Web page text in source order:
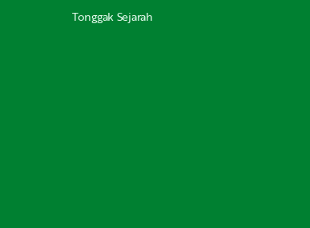
Tonggak Sejarah